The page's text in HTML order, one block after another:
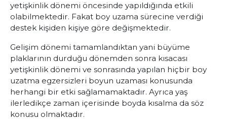
yetişkinlik dönemi öncesinde yapıldığında etkili
olabilmektedir. Fakat boy uzama sürecine verdiği
destek kişiden kişiye göre değişmektedir.
Gelişim dönemi tamamlandıktan yani büyüme
plaklarının durduğu dönemden sonra kısacası
yetişkinlik dönemi ve sonrasında yapılan hiçbir boy
uzatma egzersizleri boyun uzaması konusunda
herhangi bir etki sağlamamaktadır. Ayrıca yaş
ilerledikçe zaman içerisinde boyda kısalma da söz
konusu olmaktadır.